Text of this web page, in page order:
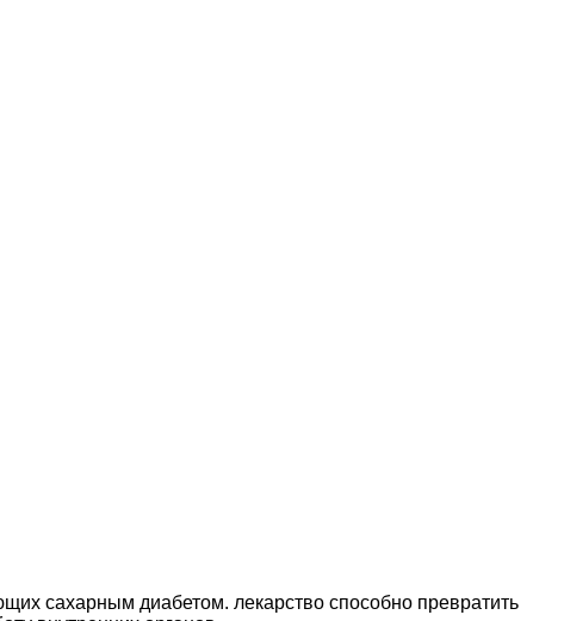
сахарным диабетом. лекарство способно превратить